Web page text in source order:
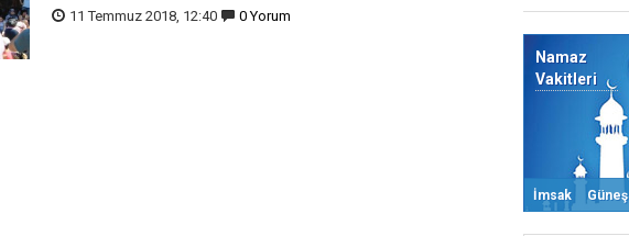
11 Temmuz 2018, 12:40 0 Yorum
Namaz
Vakitleri
İmsak Güneş